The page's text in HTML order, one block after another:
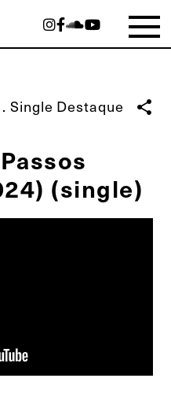
.Single Destaque
share
(single)